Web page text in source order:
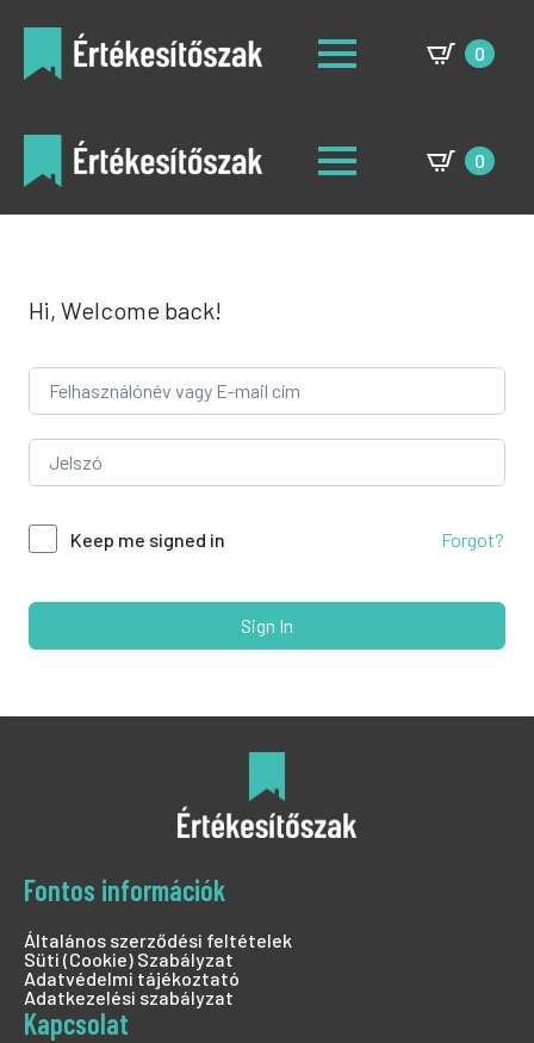
0
0
Hi, Welcome back!
Keep me signed in Forgot?
Sign In
Fontos információk
Általános szerződési feltételek
Süti (Cookie) Szabályzat
Adatvédelmi tájékoztató
Adatkezelési szabályzat
Kapcsolat